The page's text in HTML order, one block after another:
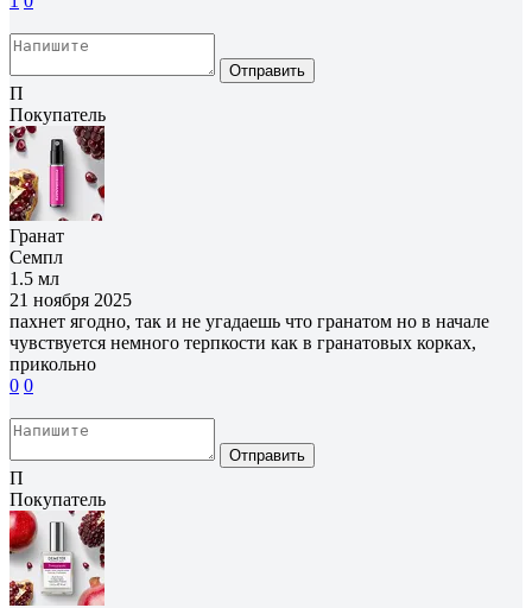
Отправить
П
Покупатель
Гранат
Семпл
1.5 мл
21 ноября 2025
пахнет ягодно, так и не угадаешь что гранатом но в начале
чувствуется немного терпкости как в гранатовых корках,
прикольно
0 0
Отправить
П
Покупатель